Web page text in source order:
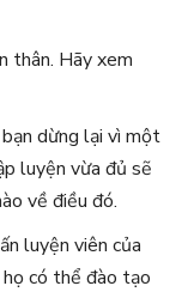
thân. Hãy xem
dừng lại vì một
luyện vừa đủ sẽ
về điều đó.
luyện viên của
có thể đào tạo